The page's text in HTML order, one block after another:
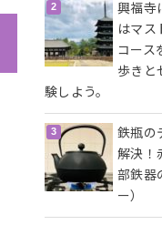
興福寺
はマス
コース
歩きと
験しよう。
鉄瓶の
解決！
部鉄器
ー）